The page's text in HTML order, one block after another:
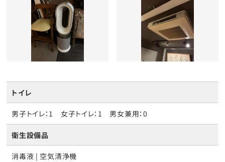
トイレ
男子トイレ：1 女子トイレ：1 男女兼用：0
衛生設備品
消毒液 | 空気清浄機